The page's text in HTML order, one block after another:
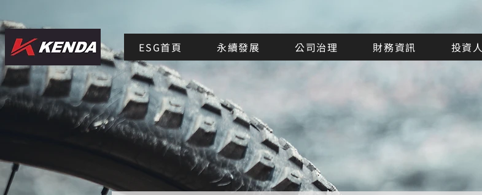
ESG首頁 永續發展 公司治理 財務資訊 投資